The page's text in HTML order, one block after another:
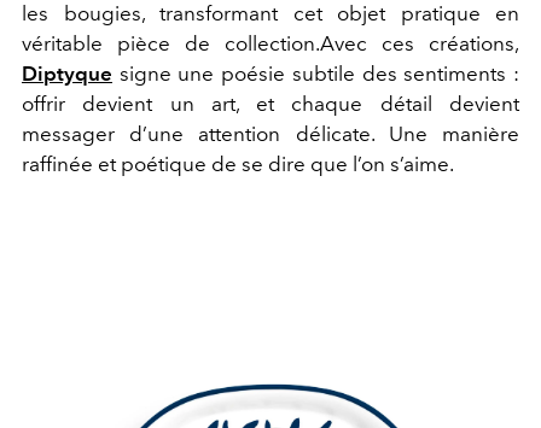
les bougies, transformant cet objet pratique en
véritable pièce de collection.Avec ces créations,
Diptyque signe une poésie subtile des sentiments :
offrir devient un art, et chaque détail devient
messager d’une attention délicate. Une manière
raffinée et poétique de se dire que l’on s’aime.